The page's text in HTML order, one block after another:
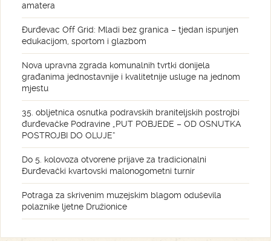
amatera
Đurđevac Off Grid: Mladi bez granica – tjedan ispunjen
edukacijom, sportom i glazbom
Nova upravna zgrada komunalnih tvrtki donijela
građanima jednostavnije i kvalitetnije usluge na jednom
mjestu
35. obljetnica osnutka podravskih braniteljskih postrojbi
đurđevačke Podravine „PUT POBJEDE – OD OSNUTKA
POSTROJBI DO OLUJE“
Do 5. kolovoza otvorene prijave za tradicionalni
Đurđevački kvartovski malonogometni turnir
Potraga za skrivenim muzejskim blagom oduševila
polaznike ljetne Družionice